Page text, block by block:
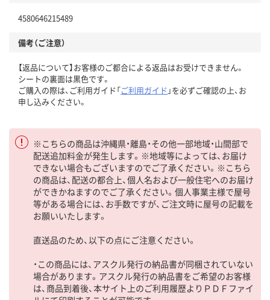
4580646215489
備考（ご注意）
【返品について】お客様のご都合による返品はお受けできません。
シートの裏面は黒色です。
ご購入の際は、ご利用ガイド「ご利用ガイド 」を必ずご確認の上、お
申し込みください。
※こちらの商品は沖縄県・離島・その他一部地域・山間部で
配送追加料金が発生します。※地域等によっては、お届け
できない場合もございますのでご了承ください。※こちら
の商品は、配送の都合上、個人名および一般住宅へのお届け
ができかねますのでご了承ください。個人事業主様で屋号
等がある場合には、お手数ですが、ご注文時に屋号の記載を
お願いいたします。
直送品のため、以下の点にご注意ください。
・この商品には、アスクル発行の納品書が同梱されていない
場合があります。アスクル発行の納品書をご希望のお客様
は、商品到着後、本サイト上のご利用履歴よりＰＤＦファイ